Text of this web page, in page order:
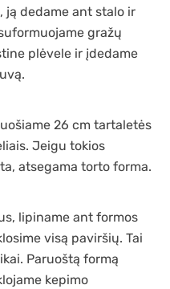
ją dedame ant stalo ir
gražų
plėvele ir įdedame
26 cm tartaletės
Jeigu tokios
atsegama torto forma.
lipiname ant formos
visą paviršių. Tai
Paruoštą formą
kepimo